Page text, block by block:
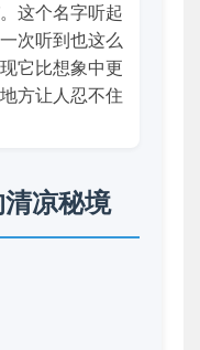
。这个名字听起
次听到也这么
它比想象中更
方让人忍不住
凉秘境